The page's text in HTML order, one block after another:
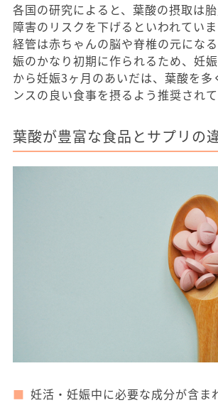
各国の研究によると、葉酸の摂取は
障害のリスクを下げるといわれてい
経管は赤ちゃんの脳や脊椎の元にな
娠のかなり初期に作られるため、妊
から妊娠3ヶ月のあいだは、葉酸を多
ンスの良い食事を摂るよう推奨されて
葉酸が豊富な食品とサプリの
妊活・妊娠中に必要な成分が含ま